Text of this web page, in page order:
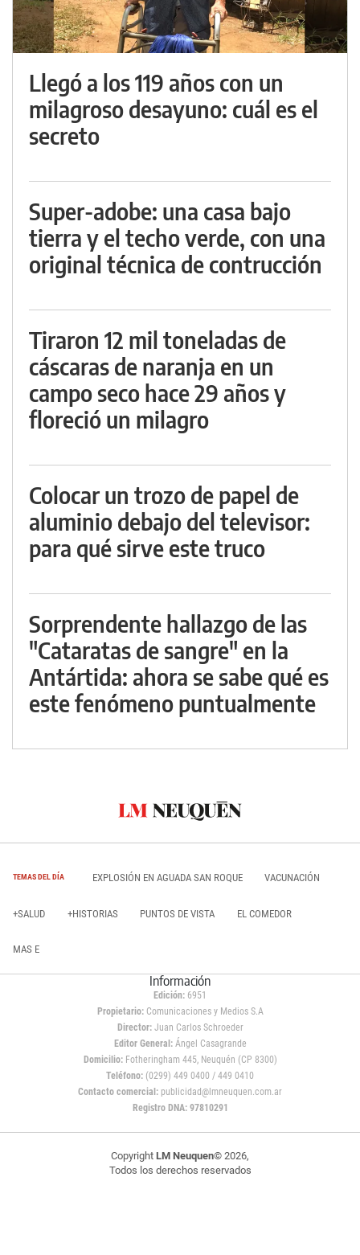
Llegó a los 119 años con un
milagroso desayuno: cuál es el
secreto
Super-adobe: una casa bajo
tierra y el techo verde, con una
original técnica de contrucción
Tiraron 12 mil toneladas de
cáscaras de naranja en un
campo seco hace 29 años y
floreció un milagro
Colocar un trozo de papel de
aluminio debajo del televisor:
para qué sirve este truco
Sorprendente hallazgo de las
"Cataratas de sangre" en la
Antártida: ahora se sabe qué es
este fenómeno puntualmente
TEMAS DEL DÍA EXPLOSIÓN EN AGUADA SAN ROQUE VACUNACIÓN
+SALUD +HISTORIAS PUNTOS DE VISTA EL COMEDOR
MAS E
Información
Edición: 6951
Propietario:Comunicaciones y Medios S.A
Director: Juan Carlos Schroeder
Editor General:Ángel Casagrande
Domicilio:Fotheringham 445, Neuquén (CP 8300)
Teléfono: (0299) 449 0400 / 449 0410
Contacto comercial: publicidad@lmneuquen.com.ar
Registro DNA: 97810291
Copyright LM Neuquen© 2026,
Todos los derechos reservados